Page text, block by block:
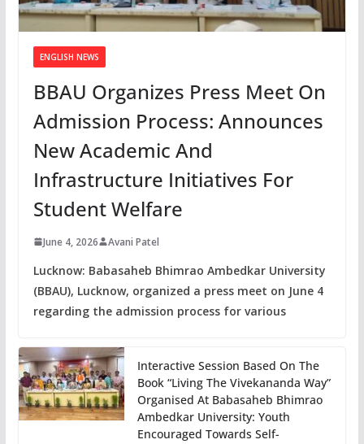
ENGLISH NEWS
BBAU Organizes Press Meet On
Admission Process: Announces
New Academic And
Infrastructure Initiatives For
Student Welfare
June 4, 2026 Avani Patel
Lucknow: Babasaheb Bhimrao Ambedkar University
(BBAU), Lucknow, organized a press meet on June 4
regarding the admission process for various
Interactive Session Based On The
Book “Living The Vivekananda Way”
Organised At Babasaheb Bhimrao
Ambedkar University: Youth
Encouraged Towards Self-